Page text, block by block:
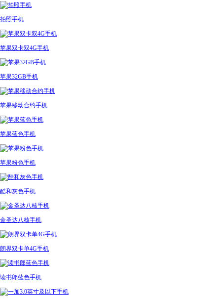
拍照手机
苹果双卡双4G手机
苹果32GB手机
苹果移动合约手机
苹果蓝色手机
苹果粉色手机
酷和灰色手机
金圣达八核手机
朗界双卡单4G手机
读书郎蓝色手机